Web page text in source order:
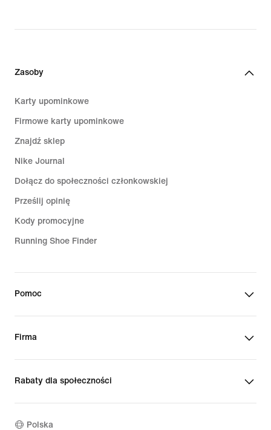
Zasoby
Karty upominkowe
Firmowe karty upominkowe
Znajdź sklep
Nike Journal
Dołącz do społeczności członkowskiej
Prześlij opinię
Kody promocyjne
Running Shoe Finder
Pomoc
Firma
Rabaty dla społeczności
Polska